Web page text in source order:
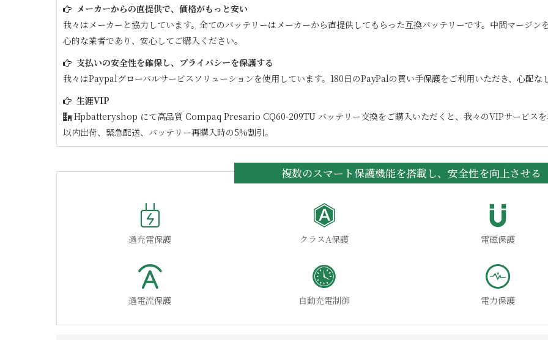
メーカーからの直提供で、価格がもっと安い
我々はメーカーと協力しています。全てのバッテリーはメーカーから直提供してもらった互換バッテリーです。中間マージ
心的な業者であり、安心してご購入ください。
支払いの安全性を確保し、プライバシーを保護する
我々はPaypalグローバルサービスソリューションを使用しています。180日のPayPalの買い手保護をご利用いただき、心配な
生涯VIP
Hpbatteryshop にて高品質 Compaq Presario CQ60-209TU バッテリー交換をご購入いただくと、我々のVIPサービス
以内出荷、緊急配送、バッテリー再購入時の5%割引。
複数のスマート保護機能を搭載し、安全性を向上させる
過充電保護 クラスA保護 電磁保護
過電流保護 自動充電制御 電力保護